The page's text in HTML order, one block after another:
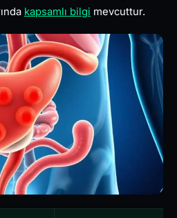
kapsamlı bilgi mevcuttur.